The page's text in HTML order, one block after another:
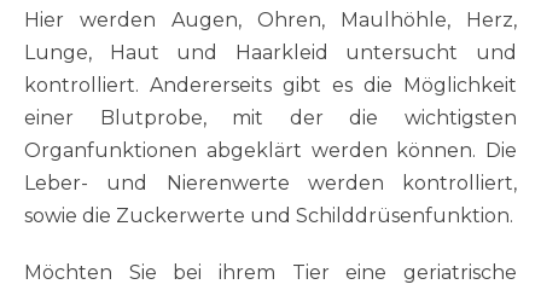
Hier werden Augen, Ohren, Maulhöhle, Herz,
Lunge, Haut und Haarkleid untersucht und
kontrolliert. Andererseits gibt es die Möglichkeit
einer Blutprobe, mit der die wichtigsten
Organfunktionen abgeklärt werden können. Die
Leber- und Nierenwerte werden kontrolliert,
sowie die Zuckerwerte und Schilddrüsenfunktion.
Möchten Sie bei ihrem Tier eine geriatrische